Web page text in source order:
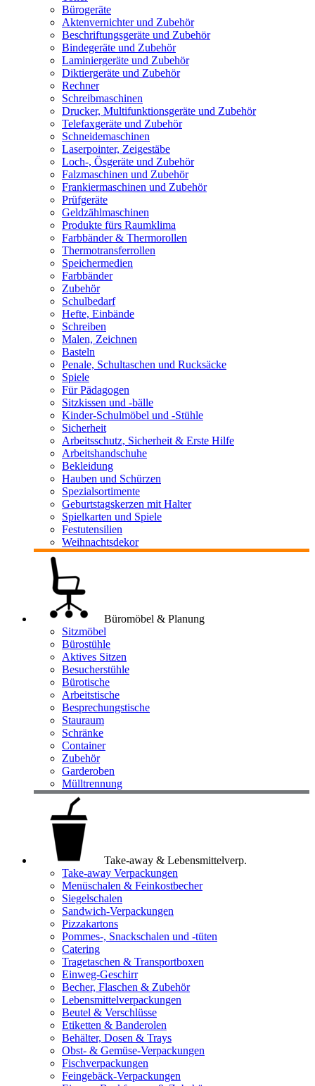
Bürogeräte
Aktenvernichter und Zubehör
Beschriftungsgeräte und Zubehör
Bindegeräte und Zubehör
Laminiergeräte und Zubehör
Diktiergeräte und Zubehör
Rechner
Schreibmaschinen
Drucker, Multifunktionsgeräte und Zubehör
Telefaxgeräte und Zubehör
Schneidemaschinen
Laserpointer, Zeigestäbe
Loch-, Ösgeräte und Zubehör
Falzmaschinen und Zubehör
Frankiermaschinen und Zubehör
Prüfgeräte
Geldzählmaschinen
Produkte fürs Raumklima
Farbbänder & Thermorollen
Thermotransferrollen
Speichermedien
Farbbänder
Zubehör
Schulbedarf
Hefte, Einbände
Schreiben
Malen, Zeichnen
Basteln
Penale, Schultaschen und Rucksäcke
Spiele
Für Pädagogen
Sitzkissen und -bälle
Kinder-Schulmöbel und -Stühle
Sicherheit
Arbeitsschutz, Sicherheit & Erste Hilfe
Arbeitshandschuhe
Bekleidung
Hauben und Schürzen
Spezialsortimente
Geburtstagskerzen mit Halter
Spielkarten und Spiele
Festutensilien
Weihnachtsdekor
Büromöbel & Planung
Sitzmöbel
Bürostühle
Aktives Sitzen
Besucherstühle
Bürotische
Arbeitstische
Besprechungstische
Stauraum
Schränke
Container
Zubehör
Garderoben
Mülltrennung
Take-away & Lebensmittelverp.
Take-away Verpackungen
Menüschalen & Feinkostbecher
Siegelschalen
Sandwich-Verpackungen
Pizzakartons
Pommes-, Snackschalen und -tüten
Catering
Tragetaschen & Transportboxen
Einweg-Geschirr
Becher, Flaschen & Zubehör
Lebensmittelverpackungen
Beutel & Verschlüsse
Etiketten & Banderolen
Behälter, Dosen & Trays
Obst- & Gemüse-Verpackungen
Fischverpackungen
Feingebäck-Verpackungen